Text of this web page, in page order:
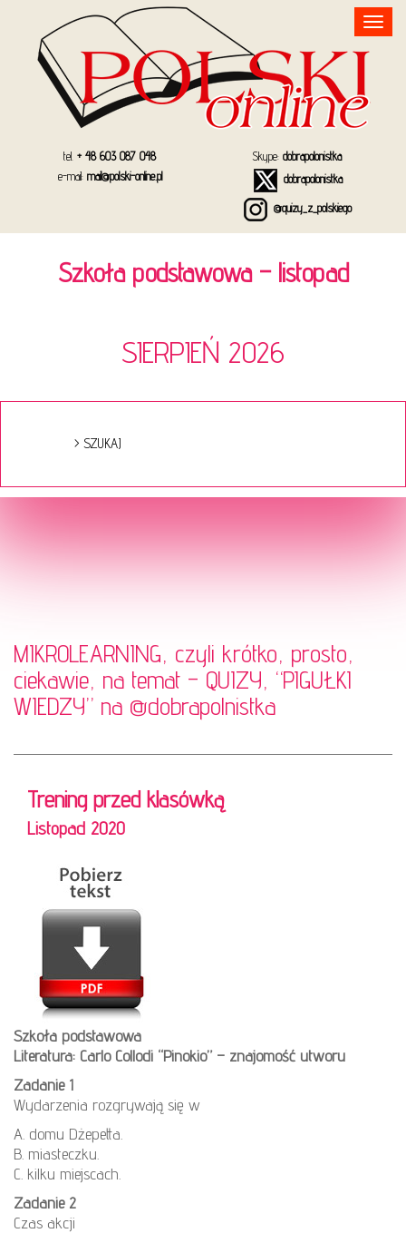
Toggle
navigation
tel. + 48 603 087 048
e-mail: mail@polski-online.pl
Skype: dobrapolonistka
dobrapolonistka
@quizy_z_polskiego
Szkoła podstawowa – listopad
SIERPIEŃ 2026
MIKROLEARNING, czyli krótko, prosto,
ciekawie, na temat – QUIZY, “PIGUŁKI
WIEDZY” na @dobrapolnistka
Trening przed klasówką
Listopad 2020
Szkoła podstawowa
Literatura: Carlo Collodi “Pinokio” – znajomość utworu
Zadanie 1
Wydarzenia rozgrywają się w
A. domu Dżepetta.
B. miasteczku.
C. kilku miejscach.
Zadanie 2
Czas akcji